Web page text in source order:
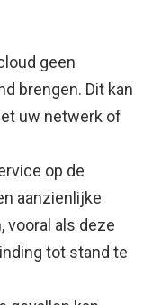
geen
brengen. Dit kan
uw netwerk of
op de
aanzienlijke
vooral als deze
tot stand te